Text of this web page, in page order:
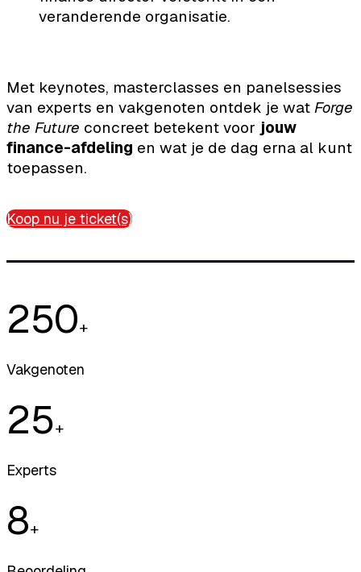
veranderende organisatie.
Met keynotes, masterclasses en panelsessies
van experts en vakgenoten ontdek je wat Forge
the Future concreet betekent voor jouw
finance-afdeling en wat je de dag erna al kunt
toepassen.
Koop nu je ticket(s)
250+
Vakgenoten
25+
Experts
8+